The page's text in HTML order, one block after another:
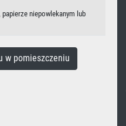
niepowlekanym lub
pomieszczeniu